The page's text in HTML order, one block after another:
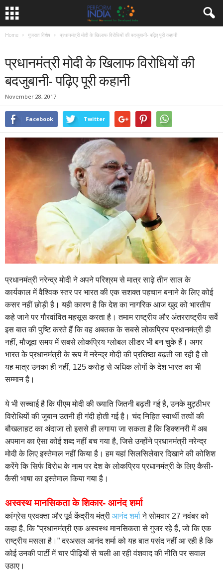
Home गुजरात विशेष प्रधानमंत्री मोदी के खिलाफ विरोधियों की बदजुबानी- पढ़िए पूरी कहानी
प्रधानमंत्री मोदी के खिलाफ विरोधियों की
बदजुबानी- पढ़िए पूरी कहानी
November 28, 2017
Facebook Twitter
प्रधानमंत्री नरेन्द्र मोदी ने अपने परिश्रम से मात्र साढ़े तीन साल के
कार्यकाल में वैश्विक स्तर पर भारत की एक सशक्त पहचान बनाने के लिए कोई
कसर नहीं छोड़ी है। यही कारण है कि देश का नागरिक आज खुद को भारतीय
कहे जाने पर गौरवांवित महसूस करता है। तमाम राष्ट्रीय और अंतरराष्ट्रीय सर्वे
इस बात की पुष्टि करते हैं कि वह अबतक के सबसे लोकप्रिय प्रधानमंत्री ही
नहीं, मौजूदा समय में सबसे लोकप्रिय ग्लोबल लीडर भी बन चुके हैं। अगर
भारत के प्रधानमंत्री के रूप में नरेन्द्र मोदी की प्रतिष्ठा बढ़ती जा रही है तो
यह मात्र उनका ही नहीं, 125 करोड़ से अधिक लोगों के देश भारत का भी
सम्मान है।
ये भी सच्चाई है कि पीएम मोदी की ख्याति जितनी बढ़ती गई है, उनके मुट्ठीभर
विरोधियों की जुबान उतनी ही गंदी होती गई है। चंद निहित स्वार्थी तत्वों की
बौखलाहट का अंदाजा तो इससे ही लगाया जा सकता है कि डिक्शनरी में अब
अपमान का ऐसा कोई शब्द नहीं बच गया है, जिसे उन्होंने प्रधानमंत्री नरेन्द्र
मोदी के लिए इस्तेमाल नहीं किया है। हम यहां सिलसिलेवार दिखाने की कोशिश
करेंगे कि सिर्फ विरोध के नाम पर देश के लोकप्रिय प्रधानमंत्री के लिए कैसी-
कैसी भाषा का इस्तेमाल किया गया है।
अस्वस्थ मानसिकता के शिकार- आनंद शर्मा
कांग्रेस प्रवक्ता और पूर्व केंद्रीय मंत्री आनंद शर्माने सोमवार 27 नवंबर को
कहा है, कि “प्रधानमंत्री एक अस्वस्थ मानसिकता से गुजर रहे हैं, जो कि एक
राष्ट्रीय मसला है।” दरअसल आनंद शर्मा को यह बात पसंद नहीं आ रही है कि
कोई उनकी पार्टी में चार पीढ़ियों से चली आ रही वंशवाद की नीति पर सवाल
उठाए।